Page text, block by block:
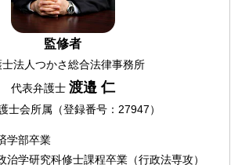
監修者
士法人つかさ総合法律事務所
代表弁護士 渡邉 仁
士会所属（登録番号：27947）
学部卒業
治学研究科修士課程卒業（行政法専攻）